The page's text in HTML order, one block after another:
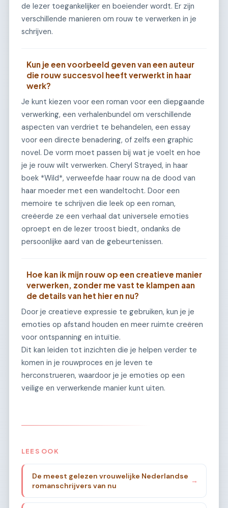
de lezer toegankelijker en boeiender wordt. Er zijn
verschillende manieren om rouw te verwerken in je
schrijven.
Kun je een voorbeeld geven van een auteur
die rouw succesvol heeft verwerkt in haar
werk?
Je kunt kiezen voor een roman voor een diepgaande
verwerking, een verhalenbundel om verschillende
aspecten van verdriet te behandelen, een essay
voor een directe benadering, of zelfs een graphic
novel. De vorm moet passen bij wat je voelt en hoe
je je rouw wilt verwerken. Cheryl Strayed, in haar
boek *Wild*, verweefde haar rouw na de dood van
haar moeder met een wandeltocht. Door een
memoire te schrijven die leek op een roman,
creëerde ze een verhaal dat universele emoties
oproept en de lezer troost biedt, ondanks de
persoonlijke aard van de gebeurtenissen.
Hoe kan ik mijn rouw op een creatieve manier
verwerken, zonder me vast te klampen aan
de details van het hier en nu?
Door je creatieve expressie te gebruiken, kun je je
emoties op afstand houden en meer ruimte creëren
voor ontspanning en intuïtie.
Dit kan leiden tot inzichten die je helpen verder te
komen in je rouwproces en je leven te
herconstrueren, waardoor je je emoties op een
veilige en verwerkende manier kunt uiten.
LEES OOK
De meest gelezen vrouwelijke Nederlandse
romanschrijvers van nu
→